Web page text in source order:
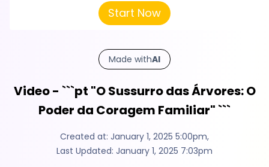
Start Now
Made withAI
Video - ```pt "O Sussurro das Árvores: O
Poder da Coragem Familiar" ```
Created at: January 1, 2025 5:00pm,
Last Updated: January 1, 2025 7:03pm